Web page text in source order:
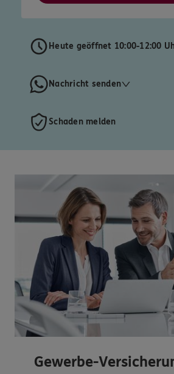
Heute geöffnet 10:00-12:00
Nachricht senden
Schaden melden
Gewerbe-